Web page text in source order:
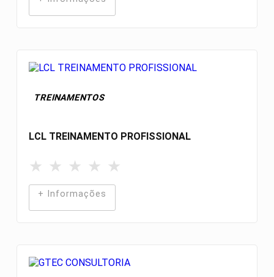
TREINAMENTOS
LCL TREINAMENTO PROFISSIONAL
★ ★ ★ ★ ★
+ Informações